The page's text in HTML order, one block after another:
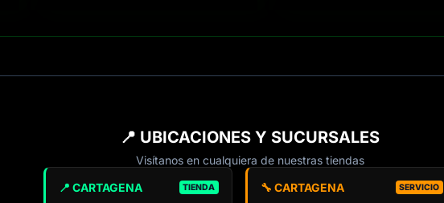
📍 UBICACIONES Y SUCURSALES
Visítanos en cualquiera de nuestras tiendas
📍 CARTAGENA TIENDA 🔧 CARTAGENA SERVICIO